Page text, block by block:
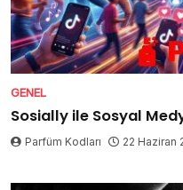
GENEL
Sosially ile Sosyal
Parfüm Kodları 22 Haziran